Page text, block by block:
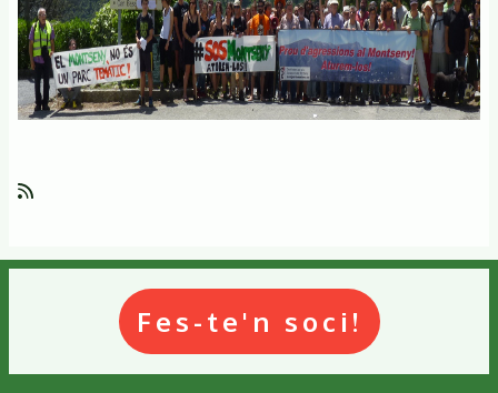
Fes-te'n soci!